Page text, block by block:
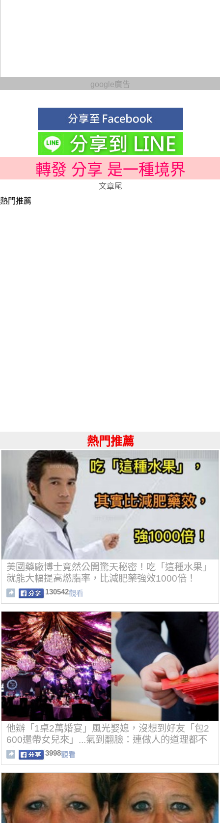
google廣告
轉發 分享 是一種境界
文章尾
熱門推薦
熱門推薦
美國藥廠博士竟然公開驚天秘密！吃「這種水果」
就能大幅提高燃脂率，比減肥藥強效1000倍！
130542觀看
他辦「1桌2萬婚宴」風光娶媳，沒想到好友「包2
600還帶女兒來」...氣到翻臉：連做人的道理都不
懂！
3998觀看